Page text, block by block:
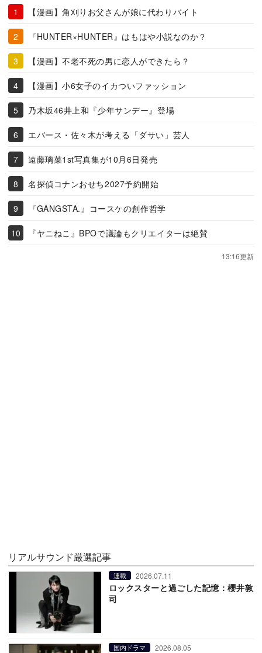
【漫画】角刈りお父さんが娘に代わりバイト
『HUNTER×HUNTER』はもはや小説なのか？
【漫画】不老不死の男に恋人ができたら？
【漫画】小6女子のイカついファッション
乃木坂46井上和『少年サンデー』登場
エバース・佐々木が考える「ダサい」芸人
遠藤璃菜1st写真集が10月6日発売
名探偵コナンおせち2027予約開始
『GANGSTA.』コースケの創作哲学
『ヤニねこ』BPOで議論もクリエイターは絶賛
13:16更新
リアルサウンド厳選記事
連載 2026.07.11
ロックスターと過ごした記憶：櫻井敦
司
国内ドラマ 2026.08.05